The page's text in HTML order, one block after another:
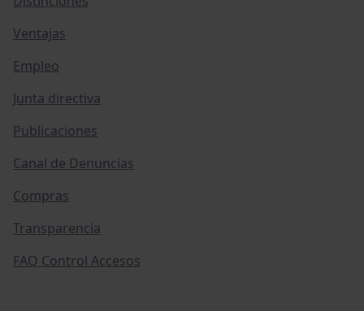
Ventajas
Empleo
Junta directiva
Publicaciones
Canal de Denuncias
Compras
Transparencia
FAQ Control Accesos